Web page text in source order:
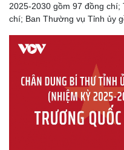
2025-2030 gồm 97 đồng
chí; Ban Thường vụ Tỉnh ủy